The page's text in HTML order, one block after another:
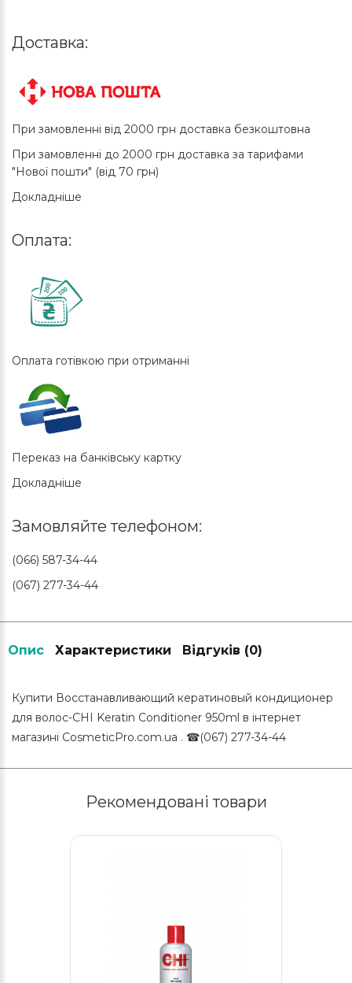
Доставка:
При замовленні від 2000 грн доставка безкоштовна
При замовленні до 2000 грн доставка за тарифами
"Нової пошти" (від 70 грн)
Докладніше
Оплата:
Оплата готівкою при отриманні
Переказ на банківську картку
Докладніше
Замовляйте телефоном:
(066) 587-34-44
(067) 277-34-44
Опис Характеристики Відгуків (0)
Купити Восстанавливающий кератиновый кондиционер
для волос-CHI Keratin Conditioner 950ml в інтернет
магазині CosmeticPro.com.ua . ☎(067) 277-34-44
Рекомендовані товари